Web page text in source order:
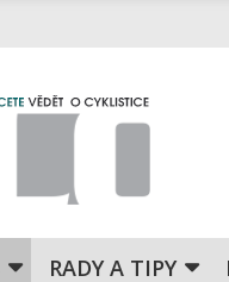
RADY A TIPY